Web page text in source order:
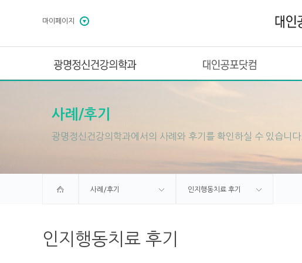
마이페이지
광명정신건강의학과 대인공포닷컴
사례/후기
광명정신건강의학과에서의 사례와 후기를 확인하실 수 있습니다.
사례/후기 인지행동치료 후기
인지행동치료 후기